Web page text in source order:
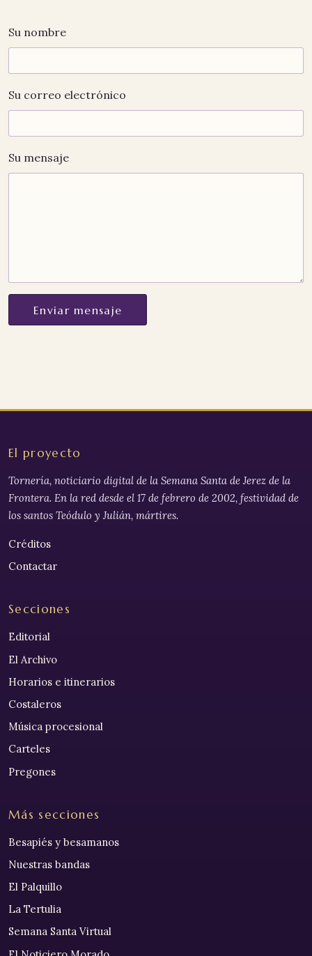
Su nombre
Su correo electrónico
Su mensaje
Enviar mensaje
El proyecto
Tornería, noticiario digital de la Semana Santa de Jerez de la
Frontera. En la red desde el 17 de febrero de 2002, festividad de
los santos Teódulo y Julián, mártires.
Créditos
Contactar
Secciones
Editorial
El Archivo
Horarios e itinerarios
Costaleros
Música procesional
Carteles
Pregones
Más secciones
Besapiés y besamanos
Nuestras bandas
El Palquillo
La Tertulia
Semana Santa Virtual